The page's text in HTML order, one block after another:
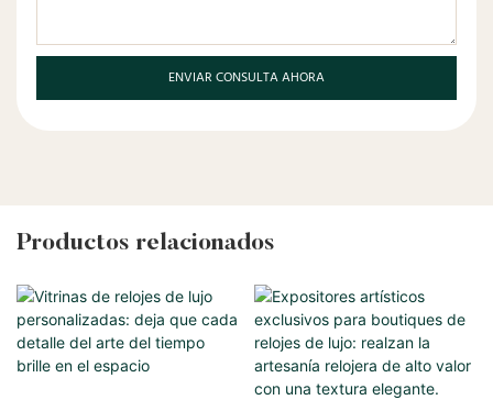
ENVIAR CONSULTA AHORA
Productos relacionados